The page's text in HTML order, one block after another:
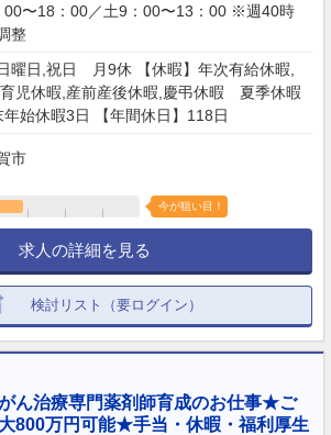
00〜18：00／土9：00〜13：00 ※週40時
整
曜日,祝日 月9休 【休暇】年次有給休暇,
児休暇,産前産後休暇,慶弔休暇 夏季休暇
始休暇3日 【年間休日】118日
市
今が狙い目！
求人の詳細を見る
検討リスト（要ログイン）
ん治療専門薬剤師育成のお仕事★ご
800万円可能★手当・休暇・福利厚生